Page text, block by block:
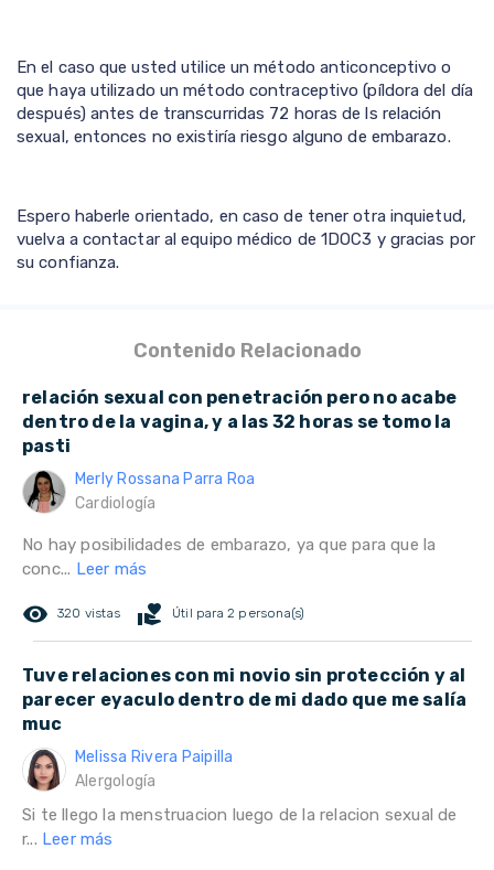
En el caso que usted utilice un método anticonceptivo o
que haya utilizado un método contraceptivo (píldora del día
después) antes de transcurridas 72 horas de ls relación
sexual, entonces no existiría riesgo alguno de embarazo.
Espero haberle orientado, en caso de tener otra inquietud,
vuelva a contactar al equipo médico de 1DOC3 y gracias por
su confianza.
Contenido Relacionado
relación sexual con penetración pero no acabe
dentro de la vagina, y a las 32 horas se tomo la
pasti
Merly Rossana Parra Roa
Cardiología
No hay posibilidades de embarazo, ya que para que la
conc... Leer más
remove_red_eye 320 vistas volunteer_activism Útil para 2 persona(s)
Tuve relaciones con mi novio sin protección y al
parecer eyaculo dentro de mi dado que me salía
muc
Melissa Rivera Paipilla
Alergología
Si te llego la menstruacion luego de la relacion sexual de
r... Leer más